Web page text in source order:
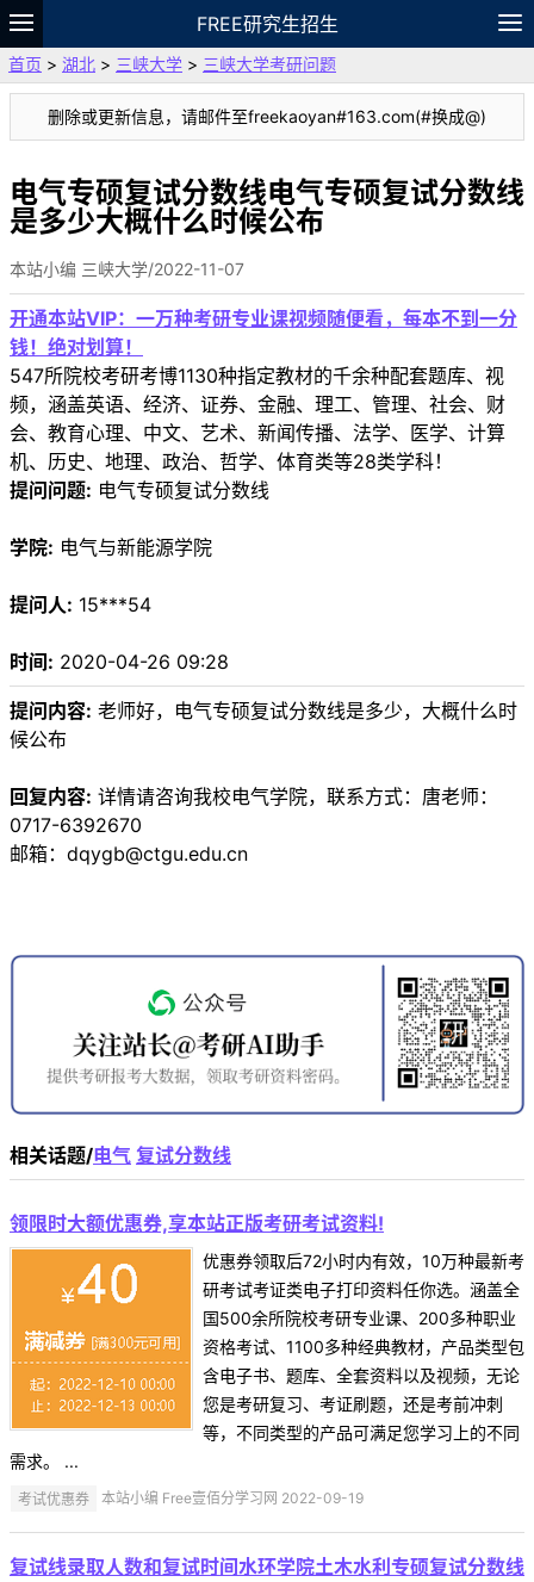
FREE研究生招生
题库
故事 专题 APP 笔记
VIP
资料
首页 > 湖北 > 三峡大学 > 三峡大学考研问题
删除或更新信息，请邮件至freekaoyan#163.com(#换成@)
电气专硕复试分数线电气专硕复试分数线
是多少大概什么时候公布
本站小编 三峡大学/2022-11-07
开通本站VIP：一万种考研专业课视频随便看，每本不到一分
钱！绝对划算！
547所院校考研考博1130种指定教材的千余种配套题库、视
频，涵盖英语、经济、证券、金融、理工、管理、社会、财
会、教育心理、中文、艺术、新闻传播、法学、医学、计算
机、历史、地理、政治、哲学、体育类等28类学科！
提问问题: 电气专硕复试分数线
学院: 电气与新能源学院
提问人: 15***54
时间: 2020-04-26 09:28
提问内容: 老师好，电气专硕复试分数线是多少，大概什么时
候公布
回复内容: 详情请咨询我校电气学院，联系方式：唐老师：
0717-6392670
邮箱：dqygb@ctgu.edu.cn
相关话题/电气 复试分数线
领限时大额优惠券,享本站正版考研考试资料!
优惠券领取后72小时内有效，10万种最新考
研考试考证类电子打印资料任你选。涵盖全
国500余所院校考研专业课、200多种职业
资格考试、1100多种经典教材，产品类型包
含电子书、题库、全套资料以及视频，无论
您是考研复习、考证刷题，还是考前冲刺
等，不同类型的产品可满足您学习上的不同
需求。 ...
考试优惠券 本站小编 Free壹佰分学习网 2022-09-19
复试线录取人数和复试时间水环学院土木水利专硕复试分数线